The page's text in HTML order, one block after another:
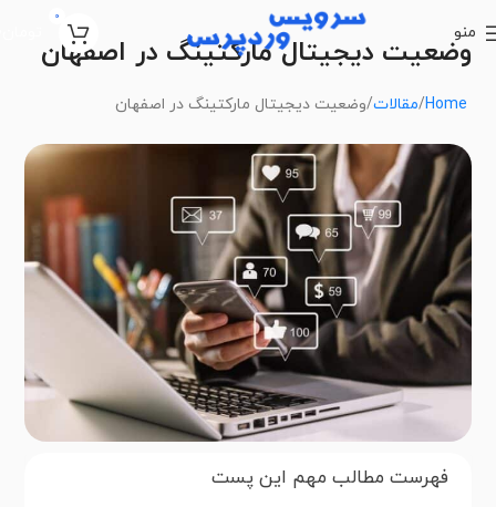
منو
0
وضعیت دیجیتال مارکتینگ در اصفهان
Home مقالات وضعیت دیجیتال مارکتینگ در اصفهان
فهرست مطالب مهم این پست